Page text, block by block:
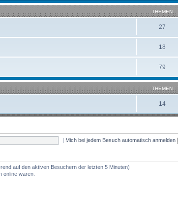
THEMEN
27
18
79
THEMEN
14
| Mich bei jedem Besuch automatisch anmelden
auf den aktiven Besuchern der letzten 5 Minuten)
online waren.